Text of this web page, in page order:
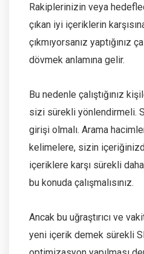
Rakiplerinizin veya
çıkan iyi içeriklerin
çıkmıyorsanız yaptığınız
dövmek anlamına gelir.
Bu nedenle çalıştığınız
sizi sürekli yönlendirmeli.
girişi olmalı. Arama
kelimelere, sizin
içeriklere karşı sürekli
bu konuda çalışmalısınız.
Ancak bu uğraştırıcı ve
yeni içerik demek sürekli